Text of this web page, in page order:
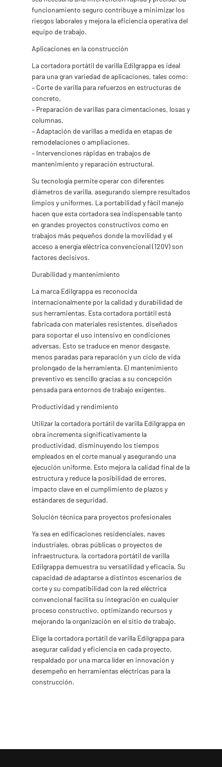
funcionamiento seguro contribuye a minimizar los
riesgos laborales y mejora la eficiencia operativa del
equipo de trabajo.
Aplicaciones en la construcción
La cortadora portátil de varilla Edilgrappa es ideal
para una gran variedad de aplicaciones, tales como:
– Corte de varilla para refuerzos en estructuras de
concreto.
– Preparación de varillas para cimentaciones, losas y
columnas.
– Adaptación de varillas a medida en etapas de
remodelaciones o ampliaciones.
– Intervenciones rápidas en trabajos de
mantenimiento y reparación estructural.
Su tecnología permite operar con diferentes
diámetros de varilla, asegurando siempre resultados
limpios y uniformes. La portabilidad y fácil manejo
hacen que esta cortadora sea indispensable tanto
en grandes proyectos constructivos como en
trabajos más pequeños donde la movilidad y el
acceso a energía eléctrica convencional (120V) son
factores decisivos.
Durabilidad y mantenimiento
La marca Edilgrappa es reconocida
internacionalmente por la calidad y durabilidad de
sus herramientas. Esta cortadora portátil está
fabricada con materiales resistentes, diseñados
para soportar el uso intensivo en condiciones
adversas. Esto se traduce en menor desgaste,
menos paradas para reparación y un ciclo de vida
prolongado de la herramienta. El mantenimiento
preventivo es sencillo gracias a su concepción
pensada para entornos de trabajo exigentes.
Productividad y rendimiento
Utilizar la cortadora portátil de varilla Edilgrappa en
obra incrementa significativamente la
productividad, disminuyendo los tiempos
empleados en el corte manual y asegurando una
ejecución uniforme. Esto mejora la calidad final de la
estructura y reduce la posibilidad de errores,
impacto clave en el cumplimiento de plazos y
estándares de seguridad.
Solución técnica para proyectos profesionales
Ya sea en edificaciones residenciales, naves
industriales, obras públicas o proyectos de
infraestructura, la cortadora portátil de varilla
Edilgrappa demuestra su versatilidad y eficacia. Su
capacidad de adaptarse a distintos escenarios de
corte y su compatibilidad con la red eléctrica
convencional facilita su integración en cualquier
proceso constructivo, optimizando recursos y
mejorando la organización en el sitio de trabajo.
Elige la cortadora portátil de varilla Edilgrappa para
asegurar calidad y eficiencia en cada proyecto,
respaldado por una marca líder en innovación y
desempeño en herramientas eléctricas para la
construcción.